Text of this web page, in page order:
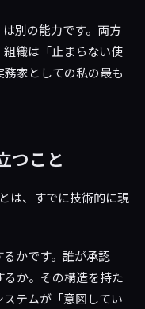
別の能力です。両方
織は「止まらない使
家としての私の最も
つこと
は、すでに技術的に現
かです。誰が承認
か。その構造を持た
テムが「意図してい